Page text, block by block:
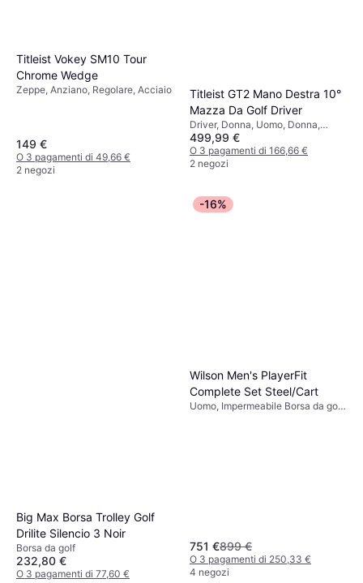
Titleist Vokey SM10 Tour
Chrome Wedge
Zeppe, Anziano, Regolare, Acciaio
149 €
O 3 pagamenti di 49,66 €
2 negozi
Titleist GT2 Mano Destra 10°
Mazza Da Golf Driver
Driver, Donna, Uomo, Donna,
Regolare, Grafite
499,99 €
O 3 pagamenti di 166,66 €
2 negozi
Big Max Borsa Trolley Golf
Drilite Silencio 3 Noir
Borsa da golf
232,80 €
O 3 pagamenti di 77,60 €
-16%
Wilson Men's PlayerFit
Complete Set Steel/Cart
Uomo, Impermeabile Borsa da golf,
751 €899 €
O 3 pagamenti di 250,33 €
4 negozi